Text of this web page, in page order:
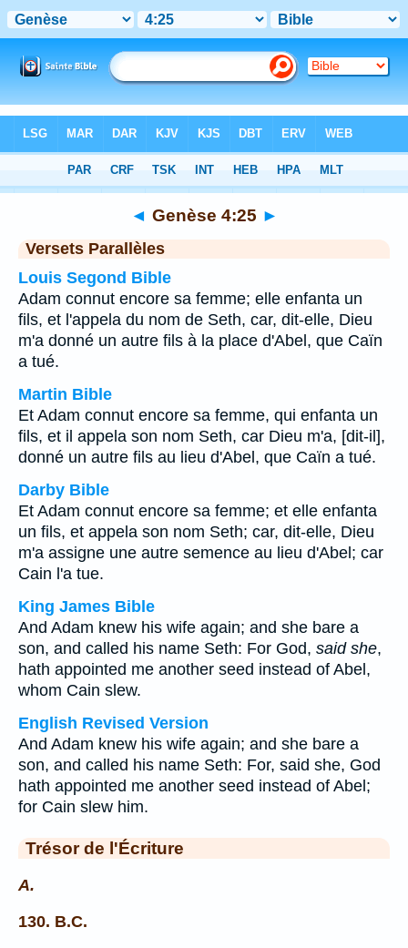
Chapitre 4> Verset 25
◄ Genèse 4:25 ►
Versets Parallèles
Louis Segond Bible
Adam connut encore sa femme; elle enfanta un
fils, et l'appela du nom de Seth, car, dit-elle, Dieu
m'a donné un autre fils à la place d'Abel, que Caïn
a tué.
Martin Bible
Et Adam connut encore sa femme, qui enfanta un
fils, et il appela son nom Seth, car Dieu m'a, [dit-il],
donné un autre fils au lieu d'Abel, que Caïn a tué.
Darby Bible
Et Adam connut encore sa femme; et elle enfanta
un fils, et appela son nom Seth; car, dit-elle, Dieu
m'a assigne une autre semence au lieu d'Abel; car
Cain l'a tue.
King James Bible
And Adam knew his wife again; and she bare a
son, and called his name Seth: For God, said she,
hath appointed me another seed instead of Abel,
whom Cain slew.
English Revised Version
And Adam knew his wife again; and she bare a
son, and called his name Seth: For, said she, God
hath appointed me another seed instead of Abel;
for Cain slew him.
Trésor de l'Écriture
A.
130. B.C.